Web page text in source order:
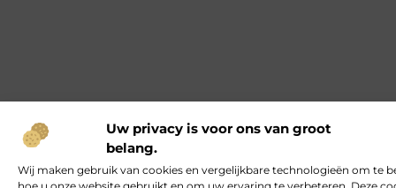
Uw privacy is voor ons van groot
belang.
Wij maken gebruik van cookies en vergelijkbare technologieën om te